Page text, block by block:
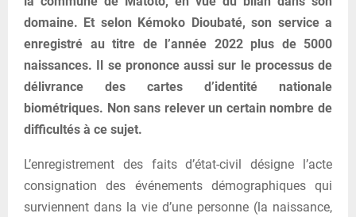
domaine. Et selon Kémoko Dioubaté, son service a
enregistré au titre de l’année 2022 plus de 5000
naissances. Il se prononce aussi sur le processus de
délivrance des cartes d’identité nationale
biométriques. Non sans relever un certain nombre de
difficultés à ce sujet.
L’enregistrement des faits d’état-civil désigne l’acte
consignation des événements démographiques qui
surviennent dans la vie d’une personne (la naissance,